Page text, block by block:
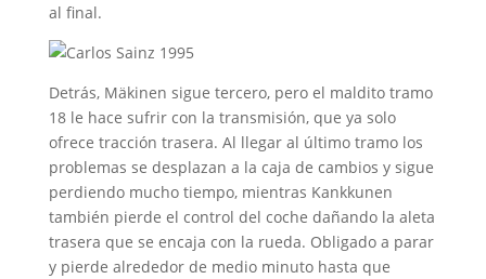
al final.
Detrás, Mäkinen sigue tercero, pero el maldito tramo
18 le hace sufrir con la transmisión, que ya solo
ofrece tracción trasera. Al llegar al último tramo los
problemas se desplazan a la caja de cambios y sigue
perdiendo mucho tiempo, mientras Kankkunen
también pierde el control del coche dañando la aleta
trasera que se encaja con la rueda. Obligado a parar
y pierde alrededor de medio minuto hasta que